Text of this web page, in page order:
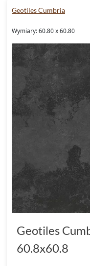
Geotiles Cumbria
Wymiary: 60.80 x 60.80
Geotiles
60.8x60.8